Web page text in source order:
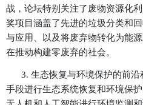
中的关键作用。与会者
用，才能从根本上解决
与环境保护的和谐统一。
1.清洁能源领域的突
域的最新创新成果，包括